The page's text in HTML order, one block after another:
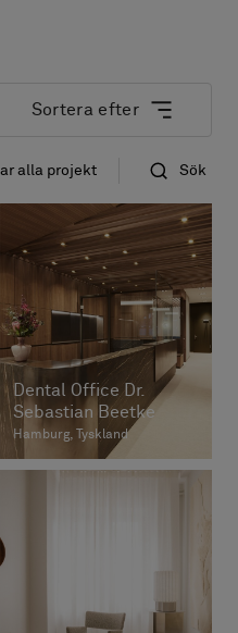
Sortera efter
först
alla projekt Sök
Dental Office Dr.
Sebastian Beetke
Hamburg, Tyskland